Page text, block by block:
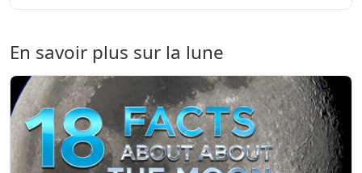
En savoir plus sur la lune